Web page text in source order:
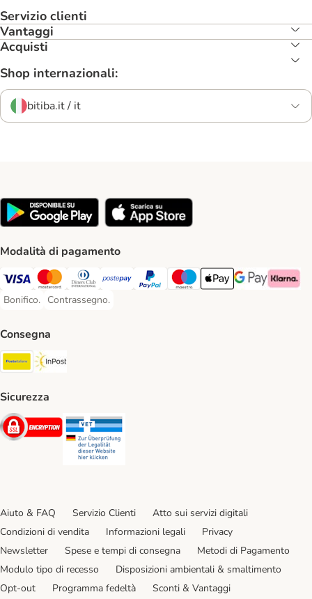
Servizio clienti
Vantaggi
Acquisti
Shop internazionali:
bitiba.it / it
Modalità di pagamento
Visa. Payment Method
Mastercard. Payment Method
Diners Club. Payment Method
Postepay. Payment Method
PayPal. Payment Method
Maestro. Payment Method
Apple pay. Payment
Google Pay
Klarna
Bonifico.
Bonifico. Payment Method
Contrassegno.
Contrassegno. Payment Method
Consegna
Poste Italiane. Shipping Method
Sicurezza
Security
Aiuto & FAQ Servizio Clienti
Atto sui servizi digitali
Condizioni di vendita
Informazioni legali
Privacy
Newsletter
Spese e tempi di consegna
Metodi di Pagamento
Modulo tipo di recesso
Disposizioni ambientali & smaltimento
Opt-out
Programma fedeltà Sconti & Vantaggi